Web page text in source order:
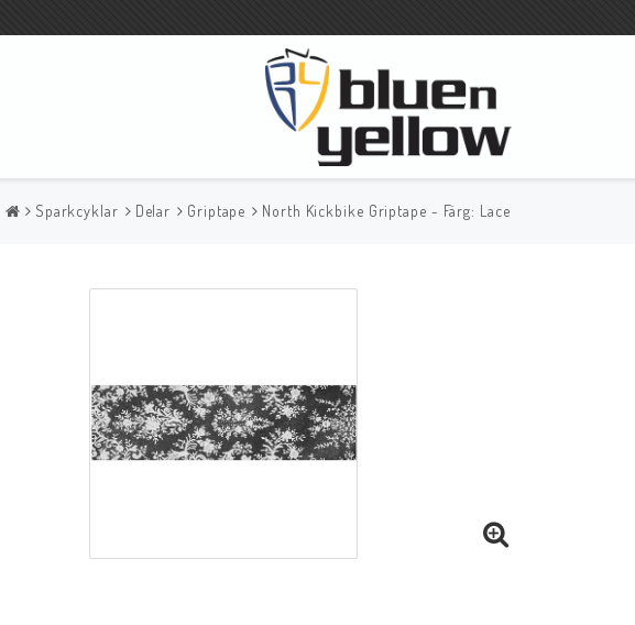
Sparkcyklar Delar Griptape North Kickbike Griptape - Färg: Lace